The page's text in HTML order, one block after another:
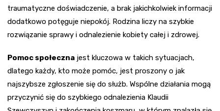
traumatyczne doświadczenie, a brak jakichkolwiek informacji
dodatkowo potęguje niepokój. Rodzina liczy na szybkie
rozwiązanie sprawy i odnalezienie kobiety całej i zdrowej.
Pomoc społeczna jest kluczowa w takich sytuacjach,
dlatego każdy, kto może pomóc, jest proszony o jak
najszybsze zgłoszenie się do służb. Wspólne działania mogą
przyczynić się do szybkiego odnalezienia Klaudii